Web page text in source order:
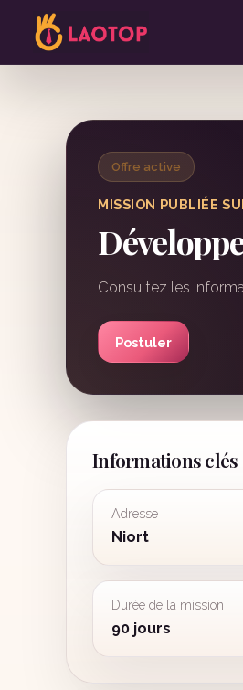
Offre active
MISSION PUBLIÉE
Consultez les
Postuler
Informations clés
Adresse
Niort
Durée de la mission
90 jours